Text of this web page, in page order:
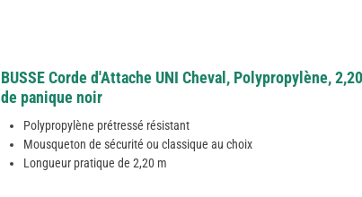
BUSSE Corde d'Attache UNI Cheval, Polypropylène,
de panique noir
Polypropylène prétressé résistant
Mousqueton de sécurité ou classique au choix
Longueur pratique de 2,20 m